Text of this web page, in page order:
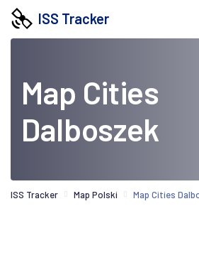
ISS Tracker
Map Cities
Dalboszek
ISS Tracker Map Polski Map Cities